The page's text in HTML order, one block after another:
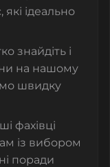
ідеально
знайдіть і
на нашому
швидку
фахівці
із вибором
поради